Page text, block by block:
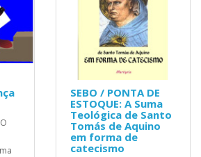
SEBO / PONTA DE
ESTOQUE: A Suma
Teológica de Santo
Tomás de Aquino
em forma de
catecismo